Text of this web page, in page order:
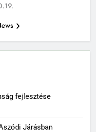
fejlesztése
Járásban